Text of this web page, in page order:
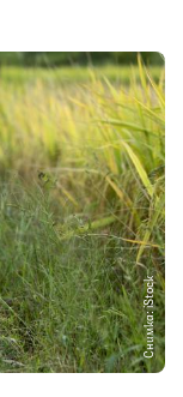
Снимка: iStock